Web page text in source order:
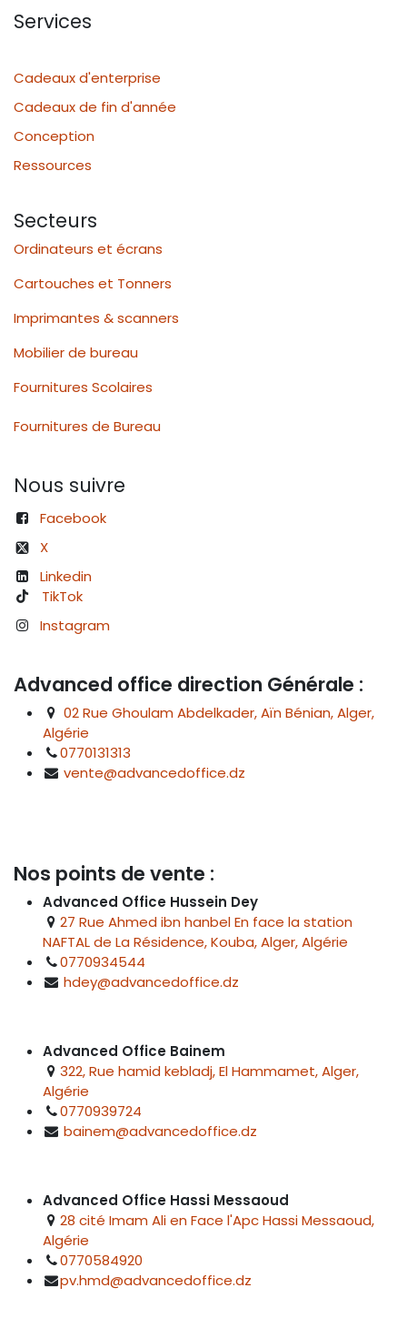
Services
Cadeaux d'enterprise
Cadeaux de fin d'année
Conception
Ressources
Secteurs
Ordinateurs et écrans
Cartouches et Tonners
Imprimantes & scanners
Mobilier de bureau
Fournitures Scolaires
Fournitures de Bureau
Nous suivre
Facebook
X
Linkedin
TikTok
Instagram
Advanced office direction Générale :
02 Rue Ghoulam Abdelkader, Aïn Bénian, Alger,
Algérie
0770131313
vente@advancedoffice.dz
Nos points de vente :
Advanced Office Hussein Dey
27 Rue Ahmed ibn hanbel En face la station
NAFTAL de La Résidence, Kouba, Alger, Algérie
0770934544
hdey@advancedoffice.dz
Advanced Office Bainem
322, Rue hamid kebladj, El Hammamet, Alger,
Algérie
0770939724
bainem@advancedoffice.dz
Advanced Office Hassi Messaoud
28 cité Imam Ali en Face l'Apc Hassi Messaoud,
Algérie
0770584920
pv.hmd@advancedoffice.dz